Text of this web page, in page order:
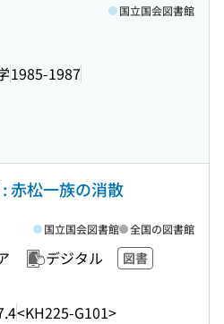
1985-1987
国立国会図書館
赤松一族の消散
デジタル
図書
<KH225-G101>
国立国会図書館 全国の図書館